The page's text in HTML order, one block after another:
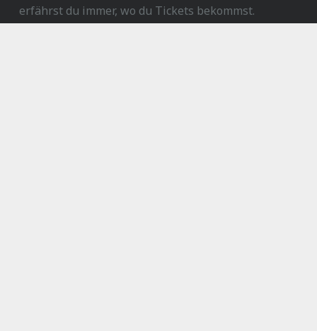
erfährst du immer, wo du Tickets bekommst.